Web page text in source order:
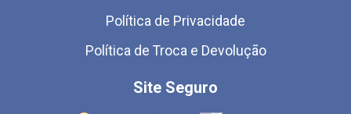
Política de Privacidade
Política de Troca e Devolução
Site Seguro